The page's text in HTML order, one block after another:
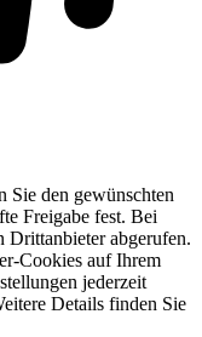
Sie den gewünschten
Freigabe fest. Bei
Drittanbieter abgerufen.
Cookies auf Ihrem
jederzeit
Details finden Sie